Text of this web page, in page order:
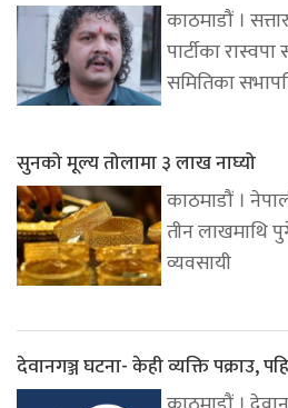
काठमाडौं ।
पार्टीका
समितिका
सुनको मूल्य तोलामा ३ लाख नाघ्यो
काठमाडौं ।
तीन लाखमाथि
व्यवसायी
देवानगञ्ज घटना- केही व्यक्ति पक्राउ,